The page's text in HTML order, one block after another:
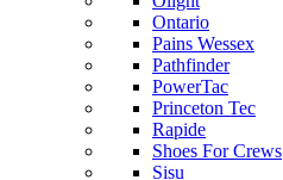
Ontario
Pains Wessex
Pathfinder
PowerTac
Princeton Tec
Rapide
Shoes For Crews
Sisu